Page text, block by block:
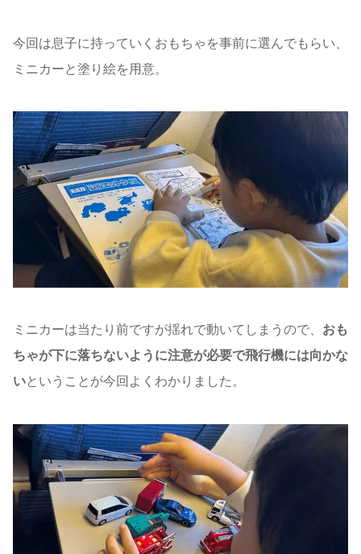
今回は息子に持っていくおもちゃを事前に選んでもらい、
ミニカーと塗り絵を用意。
ミニカーは当たり前ですが揺れで動いてしまうので、 おも
ちゃが下に落ちないように注意が必要で飛行機には向かな
いということが今回よくわかりました。